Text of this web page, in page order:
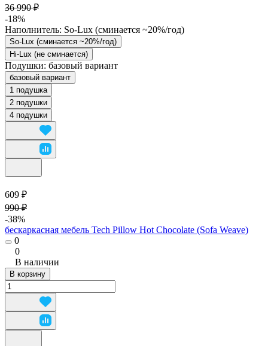
36 990 ₽
-18%
Наполнитель: So-Lux (cминается ~20%/год)
So-Lux (cминается ~20%/год)
Hi-Lux (не сминается)
Подушки: базовый вариант
базовый вариант
1 подушка
2 подушки
4 подушки
609 ₽
990 ₽
-38%
бескаркасная мебель Tech Pillow Hot Chocolate (Sofa Weave)
0
0
В наличии
В корзину